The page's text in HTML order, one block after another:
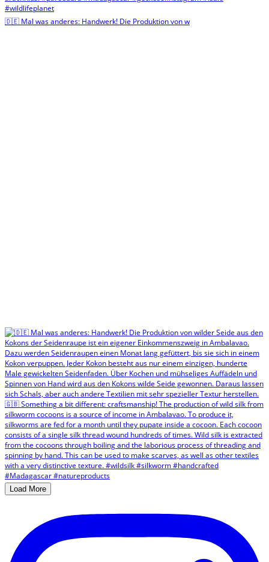
🇩🇪 Mal was anderes: Handwerk! Die Produktion von w
Load More